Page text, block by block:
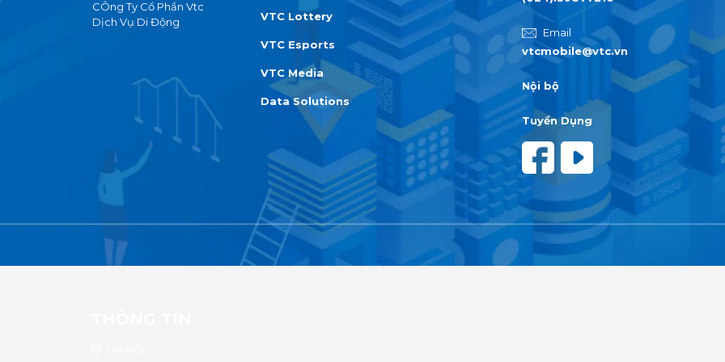
CÔng Ty Cổ Phần Vtc
Dịch Vụ Di Động
VTC Lottery
VTC Esports
VTC Media
Data Solutions
Email
vtcmobile@vtc.vn
Nội bộ
Tuyển Dụng